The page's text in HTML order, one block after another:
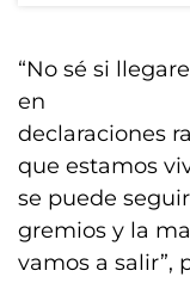
“No sé si
en
declaraciones
que estamos
se puede
gremios y la
vamos a salir”,